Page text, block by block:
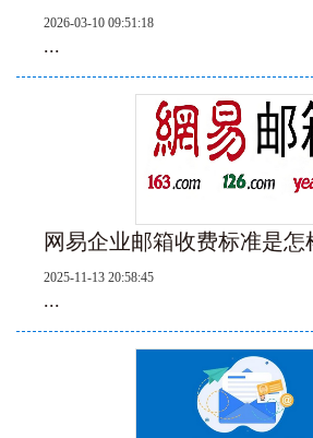
2026-03-10 09:51:18
...
网易企业邮箱收费标准是怎
2025-11-13 20:58:45
...